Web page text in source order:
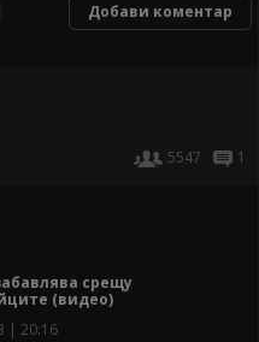
Добави коментар
5547
1
срещу
(видео)
| 20:16